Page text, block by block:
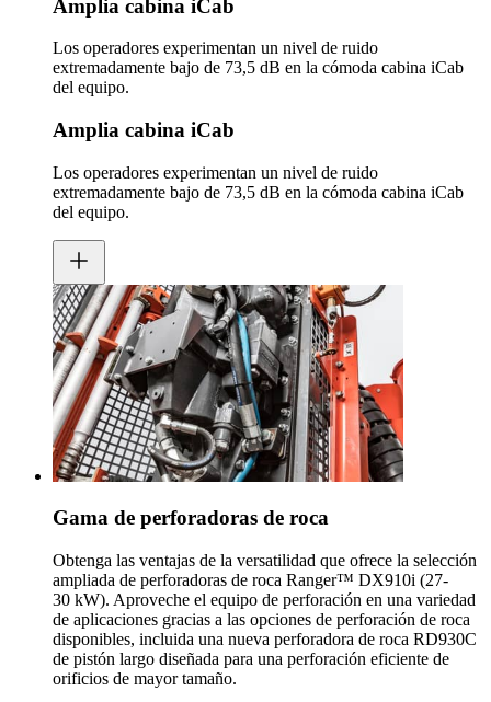
Amplia cabina iCab
Los operadores experimentan un nivel de ruido
extremadamente bajo de 73,5 dB en la cómoda cabina iCab
del equipo.
Amplia cabina iCab
Los operadores experimentan un nivel de ruido
extremadamente bajo de 73,5 dB en la cómoda cabina iCab
del equipo.
Gama de perforadoras de roca
Obtenga las ventajas de la versatilidad que ofrece la selección
ampliada de perforadoras de roca Ranger™ DX910i (27-
30 kW). Aproveche el equipo de perforación en una variedad
de aplicaciones gracias a las opciones de perforación de roca
disponibles, incluida una nueva perforadora de roca RD930C
de pistón largo diseñada para una perforación eficiente de
orificios de mayor tamaño.